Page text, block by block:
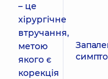
– це
хірургічне
втручання,
метою
якого є
корекція